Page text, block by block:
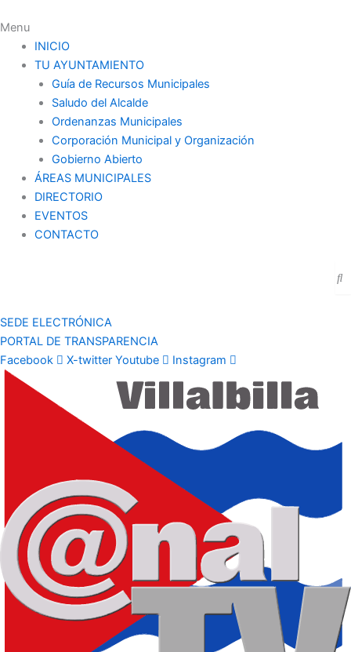
Menu
INICIO
TU AYUNTAMIENTO
Guía de Recursos Municipales
Saludo del Alcalde
Ordenanzas Municipales
Corporación Municipal y Organización
Gobierno Abierto
ÁREAS MUNICIPALES
DIRECTORIO
EVENTOS
CONTACTO
SEDE ELECTRÓNICA
PORTAL DE TRANSPARENCIA
Facebook
X-twitter Youtube Instagram